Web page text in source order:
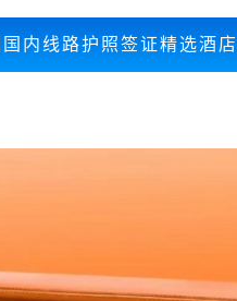
国内线路护照签证精选酒店